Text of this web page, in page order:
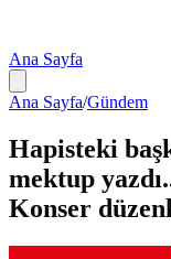
Ana Sayfa
Ana Sayfa/Gündem
Hapisteki
mektup
Konser